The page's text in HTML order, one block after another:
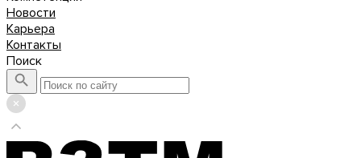
Новости
Карьера
Контакты
Поиск